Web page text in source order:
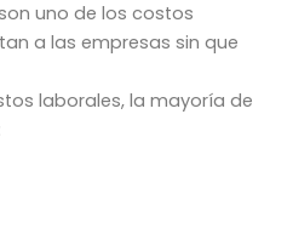
uno de los costos
a las empresas sin que
laborales, la mayoría de